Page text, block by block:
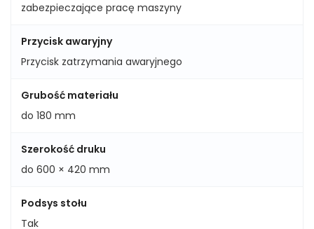
zabezpieczające pracę maszyny
Przycisk awaryjny
Przycisk zatrzymania awaryjnego
Grubość materiału
do 180 mm
Szerokość druku
do 600 × 420 mm
Podsys stołu
Tak